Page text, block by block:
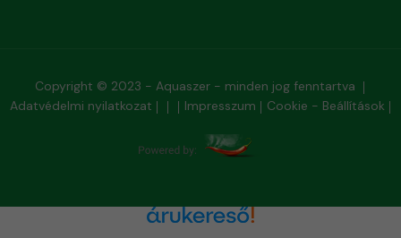
Copyright © 2023 - Aquaszer - minden jog fenntartva
Adatvédelmi nyilatkozat
Impresszum Cookie - Beállítások